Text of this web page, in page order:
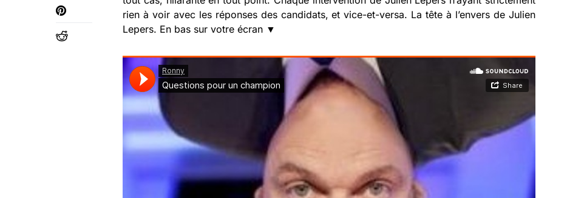
rien à voir avec les réponses des candidats, et vice-et-versa. La tête à l’envers de Julien
Lepers. En bas sur votre écran ▼